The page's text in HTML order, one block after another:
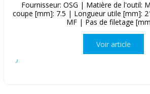
Fournisseur: OSG | Matière de l'outil:
coupe [mm]: 7.5 | Longueur utile [mm]:
MF | Pas de filetage
Voir article